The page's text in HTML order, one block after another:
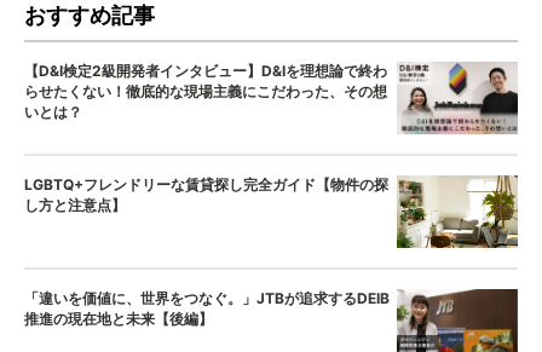
おすすめ記事
【D&I検定2級開発者インタビュー】D&Iを理想論で終わ
らせたくない！徹底的な現場主義にこだわった、その想
いとは？
LGBTQ+フレンドリーな賃貸探し完全ガイド【物件の探
し方と注意点】
「違いを価値に、世界をつなぐ。」JTBが追求するDEIB
推進の現在地と未来【後編】